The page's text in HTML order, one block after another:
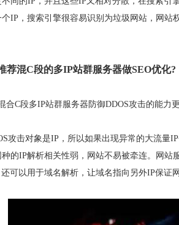
IP，搜索引擎很容易识别为垃圾网站，网
荐混C段的多IP站群服务器做SEO优化?
合C段多IP站群服务器防御DDOS攻击的能力
攻击对象是IP，所以如果出现异常的大流量
的IP解析相关性弱，网站不易被牵连。网
可以用于域名解析，让域名指向另外IP保证